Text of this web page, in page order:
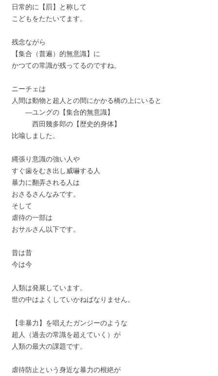
日常的に【罰】と称して
こどもをたたいてます。
残念ながら
【集合（普遍）的無意識】に
かつての常識が残ってるのですね。
ニーチェは
人間は動物と超人との間にかかる橋の上にいると
―ユングの【集合的無意識】
西田幾多郎の【歴史的身体】
比喩しました。
縄張り意識の強い人や
すぐ歯をむき出し威嚇する人
暴力に翻弄される人は
おさるさんなみです。
そして
虐待の一部は
おサルさん以下です。
昔は昔
今は今
人類は発展しています。
世の中はよくしていかねばなりません。
【非暴力】を唱えたガンジーのような
超人（過去の常識を超えていく）が
人類の最大の課題です。
虐待防止という身近な暴力の根絶が